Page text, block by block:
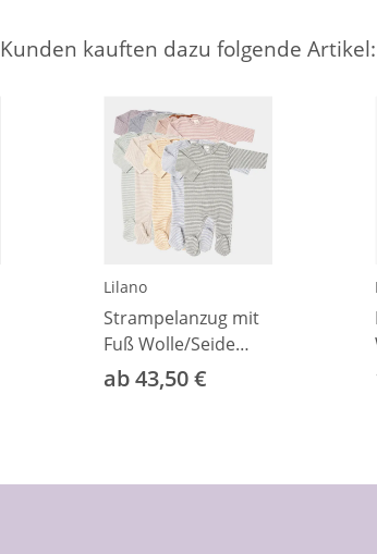
Kunden kauften dazu folgende Artikel:
Lilano
Strampelanzug mit
Fuß Wolle/Seide
Ringel
ab 43,50 €